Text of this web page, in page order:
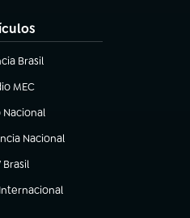
Brasil
nova aba)
MEC
em nova aba)
Nacional
Nacional
aba)
Brasilem nova aba)
aba)